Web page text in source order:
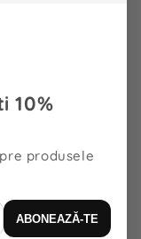
10%
produsele
ABONEAZĂ-TE